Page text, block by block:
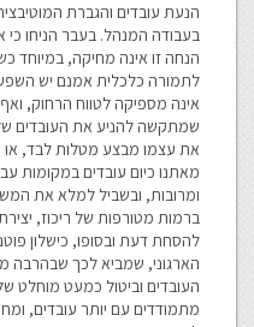
הנעת עובדים והגברת
בעבודה המנהל. בעבר הניחו
הנחה זו אינה מחיקה, במיוחד
לתמורה כלכלית אמנם יש
אינה מספיקה לטווח הרחוק,
שמתקשה להניע את העובדים
את עצמו מבצע מטלות לבד, או
מאתנו כיום עובדים במקומות
ומרובות, ובשביל למלא את
ברמות מטורפות של ריכוז,
להסחת דעת ובסופו, כישלון
הארגוני, שמביא לכך שבהרבה
העובדים וביטול כמעט מוחלט
מתמודדים עם יותר עובדים,